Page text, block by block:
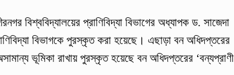
বিশ্ববিদ্যালয়ের প্রাণিবিদ্যা বিভাগের অধ্যাপক ড. সাজেদা
বিভাগকে পুরস্কৃত করা হয়েছে। এছাড়া বন অধিদপ্তরের
ভূমিকা রাখায় পুরস্কৃত হয়েছে বন অধিদপ্তরের ‘বন্যপ্রাণী